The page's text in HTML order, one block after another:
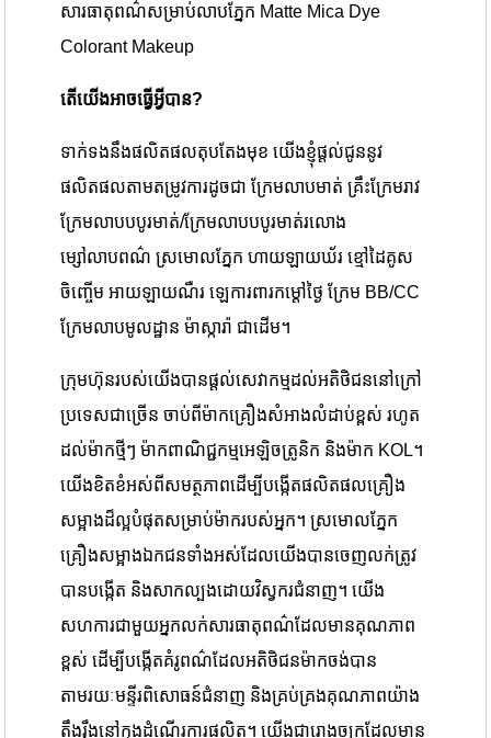
សារធាតុពណ៌សម្រាប់លាបភ្នែក Matte Mica Dye
Colorant Makeup
តើយើងអាចធ្វើអ្វីបាន?
ទាក់ទងនឹងផលិតផលតុបតែងមុខ យើងខ្ញុំផ្តល់ជូននូវ
ផលិតផលតាមតម្រូវការដូចជា ក្រែមលាបមាត់ គ្រឹះក្រែមរាវ
ក្រែមលាបបបូរមាត់/ក្រែមលាបបបូរមាត់រលោង
ម្សៅលាបពណ៌ ស្រមោលភ្នែក ហាយឡាយឃ័រ ខ្មៅដៃគូស
ចិញ្ចើម អាយឡាយណឺរ ឡេការពារកម្តៅថ្ងៃ ក្រែម BB/CC
ក្រែមលាបមូលដ្ឋាន ម៉ាស្ការ៉ា ជាដើម។
ក្រុមហ៊ុនរបស់យើងបានផ្តល់សេវាកម្មដល់អតិថិជននៅក្រៅ
ប្រទេសជាច្រើន ចាប់ពីម៉ាកគ្រឿងសំអាងលំដាប់ខ្ពស់ រហូត
ដល់ម៉ាកថ្មីៗ ម៉ាកពាណិជ្ជកម្មអេឡិចត្រូនិក និងម៉ាក KOL។
យើងខិតខំអស់ពីសមត្ថភាពដើម្បីបង្កើតផលិតផលគ្រឿង
សម្អាងដ៏ល្អបំផុតសម្រាប់ម៉ាករបស់អ្នក។ ស្រមោលភ្នែក
គ្រឿងសម្អាងឯកជនទាំងអស់ដែលយើងបានចេញលក់ត្រូវ
បានបង្កើត និងសាកល្បងដោយវិស្វករជំនាញ។ យើង
សហការជាមួយអ្នកលក់សារធាតុពណ៌ដែលមានគុណភាព
ខ្ពស់ ដើម្បីបង្កើតគំរូពណ៌ដែលអតិថិជនម៉ាកចង់បាន
តាមរយៈមន្ទីរពិសោធន៍ជំនាញ និងគ្រប់គ្រងគុណភាពយ៉ាង
តឹងរ៉ឹងនៅក្នុងដំណើរការផលិត។ យើងជារោងចក្រដែលមាន